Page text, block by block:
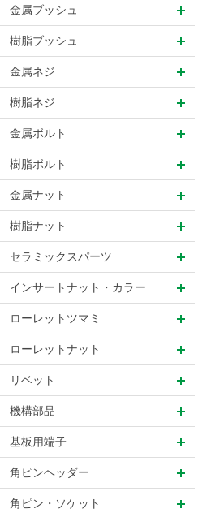
金属ブッシュ
樹脂ブッシュ
金属ネジ
樹脂ネジ
金属ボルト
樹脂ボルト
金属ナット
樹脂ナット
セラミックスパーツ
インサートナット・カラー
ローレットツマミ
ローレットナット
リベット
機構部品
基板用端子
角ピンヘッダー
角ピン・ソケット